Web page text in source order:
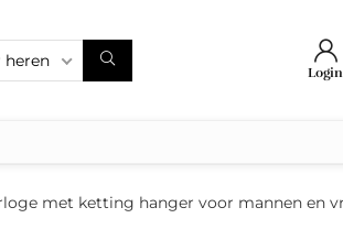
heren
Login
met ketting hanger voor mannen en